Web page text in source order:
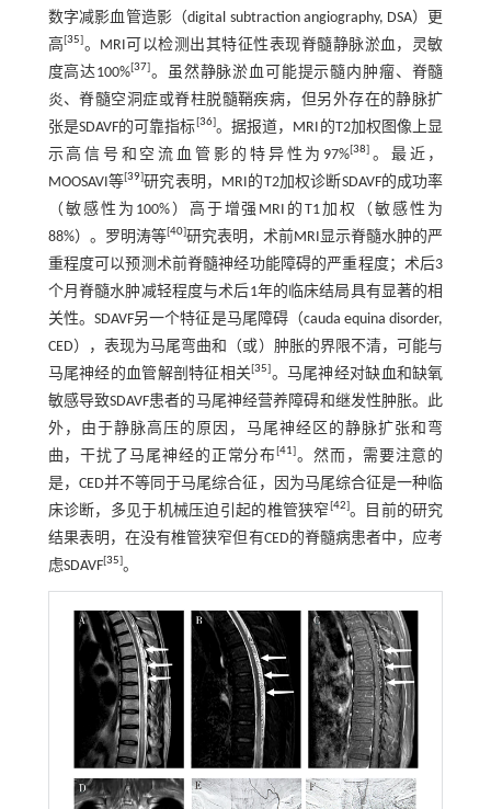
数字减影血管造影（digital subtraction angiography, DSA）更
高 [35 。MRI可以检测出其特征性表现脊髓静脉淤血，灵敏
度高达100% [37 。虽然静脉淤血可能提示髓内肿瘤、脊髓
炎、脊髓空洞症或脊柱脱髓鞘疾病，但另外存在的静脉扩
张是SDAVF的可靠指标 36] 。据报道，MRI的T2加权图像上显
示高信号和空流血管影的特异性为97% [38
。最近，
MOOSAVI等 39 研究表明，MRI的T2加权诊断SDAVF的成功率
（敏感性为100%）高于增强MRI的T1加权（敏感性为
88%）。罗明涛等[ 40] 研究表明，术前MRI显示脊髓水肿的严
重程度可以预测术前脊髓神经功能障碍的严重程度；术后3
个月脊髓水肿减轻程度与术后1年的临床结局具有显著的相
关性。SDAVF另一个特征是马尾障碍（cauda equina disorder,
CED），表现为马尾弯曲和（或）肿胀的界限不清，可能与
马尾神经的血管解剖特征相关 [35 。马尾神经对缺血和缺氧
敏感导致SDAVF患者的马尾神经营养障碍和继发性肿胀。此
外，由于静脉高压的原因，马尾神经区的静脉扩张和弯
曲，干扰了马尾神经的正常分布 [41 。然而，需要注意的
是，CED并不等同于马尾综合征，因为马尾综合征是一种临
床诊断，多见于机械压迫引起的椎管狭窄 42 。目前的研究
结果表明，在没有椎管狭窄但有CED的脊髓病患者中，应考
虑SDAVF[ 35 。